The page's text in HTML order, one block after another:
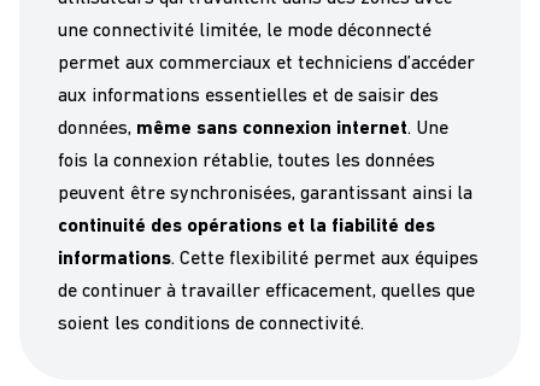
une connectivité limitée, le mode déconnecté
permet aux commerciaux et techniciens d’accéder
aux informations essentielles et de saisir des
données, même sans connexion internet. Une
fois la connexion rétablie, toutes les données
peuvent être synchronisées, garantissant ainsi la
continuité des opérations et la fiabilité des
informations. Cette flexibilité permet aux équipes
de continuer à travailler efficacement, quelles que
soient les conditions de connectivité.